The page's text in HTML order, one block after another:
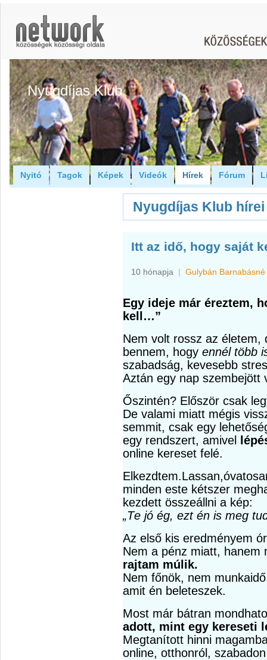
Nyugdíjas Klub
Nyitó Tagok Képek Videók Hírek Fórum
Nyugdíjas Klub hírei
Itt az idő, hogy saját
10 hónapja | Gulybán Barnabásné
Egy ideje már éreztem,
kell…”
Nem volt rossz az életem,
bennem, hogy ennél több
szabadság, kevesebb
Aztán egy nap
Őszintén? Először csak
De valami miatt mégis
semmit, csak egy
egy rendszert, amivel
online kereset felé.
minden este kétszer
kezdett összeállni a kép:
„Te jó ég, ezt én is meg
Az első kis eredményem
Nem a pénz miatt, hanem
rajtam múlik.
Nem főnök, nem
amit én beleteszek.
Most már bátran
adott, mint egy kereseti
Megtanított hinni
online, otthonról,